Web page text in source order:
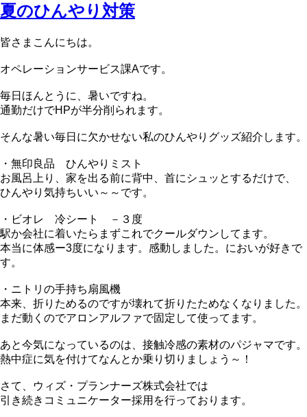
夏のひんやり対策
皆さまこんにちは。
オペレーションサービス課Aです。
毎日ほんとうに、暑いですね。
通勤だけでHPが半分削られます。
そんな暑い毎日に欠かせない私のひんやりグッズ紹介します。
・無印良品 ひんやりミスト
お風呂上り、家を出る前に背中、首にシュッとするだけで、
ひんやり気持ちいい～～です。
・ビオレ 冷シート －３度
駅か会社に着いたらまずこれでクールダウンしてます。
本当に体感ー3度になります。感動しました。においが好きで
す。
・ニトリの手持ち扇風機
本来、折りためるのですが壊れて折りたためなくなりました。
まだ動くのでアロンアルファで固定して使ってます。
あと今気になっているのは、接触冷感の素材のパジャマです。
熱中症に気を付けてなんとか乗り切りましょう～！
さて、ウィズ・プランナーズ株式会社では
引き続きコミュニケーター採用を行っております。